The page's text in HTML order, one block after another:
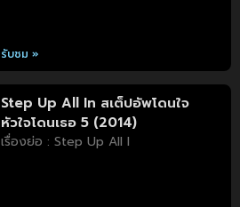
รับชม »
Step Up All In สเต็ปอัพโดนใจ
หัวใจโดนเธอ 5 (2014)
เรื่องย่อ : Step Up All I